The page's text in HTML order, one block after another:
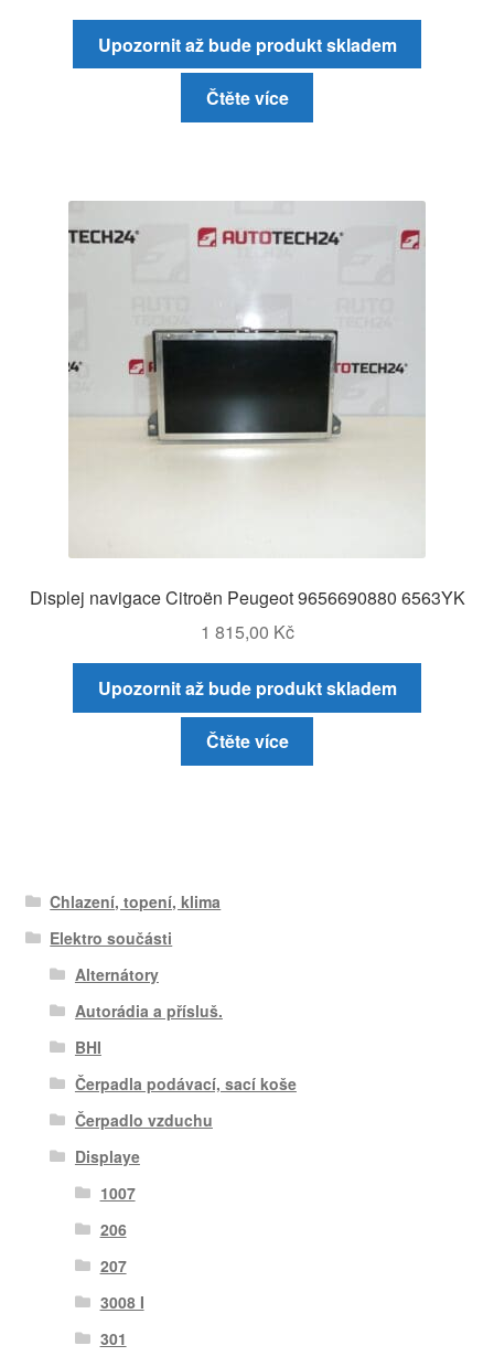
Upozornit až bude produkt skladem
Čtěte více
Displej navigace Citroën Peugeot 9656690880 6563YK
1 815,00 Kč
Upozornit až bude produkt skladem
Čtěte více
Chlazení, topení, klima
Elektro součásti
Alternátory
Autorádia a přísluš.
BHI
Čerpadla podávací, sací koše
Čerpadlo vzduchu
Displaye
1007
206
207
3008 I
301